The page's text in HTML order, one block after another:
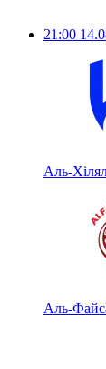
21:00
Аль-
Аль-